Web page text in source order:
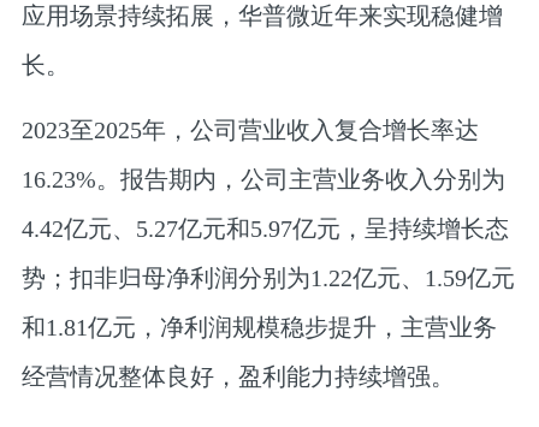
应用场景持续拓展，华普微近年来实现稳健增
长。
2023至2025年，公司营业收入复合增长率达
16.23%。报告期内，公司主营业务收入分别为
4.42亿元、5.27亿元和5.97亿元，呈持续增长态
势； 扣非归母净利润分别为1.22亿元、1.59亿元
和1.81亿元，净利润规模稳步提升，主营业务
经营情况整体良好，盈利能力持续增强。